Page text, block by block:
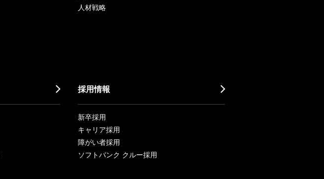
人材戦略
採用情報
新卒採用
キャリア採用
障がい者採用
ソフトバンク クルー採用